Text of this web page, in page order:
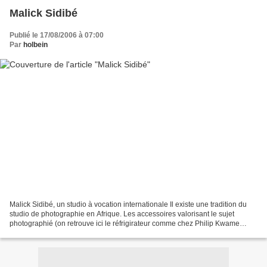
Malick Sidibé
Publié le 17/08/2006 à 07:00
Par holbein
Malick Sidibé, un studio à vocation internationale Il existe une tradition du
studio de photographie en Afrique. Les accessoires valorisant le sujet
photographié (on retrouve ici le réfrigirateur comme chez Philip Kwame